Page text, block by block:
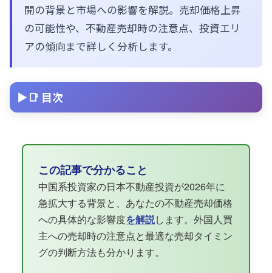
開の背景と市場への影響を解説。売却価格上昇
の可能性や、不動産売却時の注意点、投資エリ
アの傾向まで詳しく分析します。
📑 目次
この記事で分かること
中国系投資家の日本不動産投資が2026年に
急拡大する背景と、あなたの不動産売却価格
への具体的な影響度を解説します。外国人買
主への売却時の注意点と最適な売却タイミン
グの判断方法も分かります。